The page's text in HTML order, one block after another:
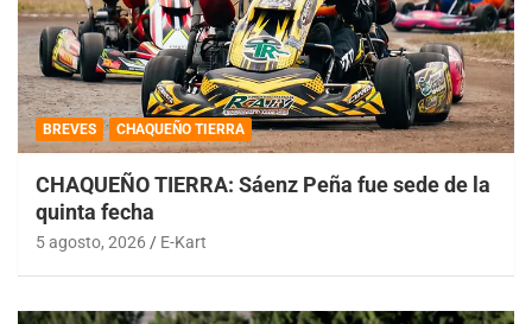
BREVES CHAQUEÑO TIERRA
CHAQUEÑO TIERRA: Sáenz Peña fue sede de la
quinta fecha
5 agosto, 2026 E-Kart